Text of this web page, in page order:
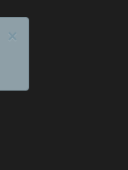
×